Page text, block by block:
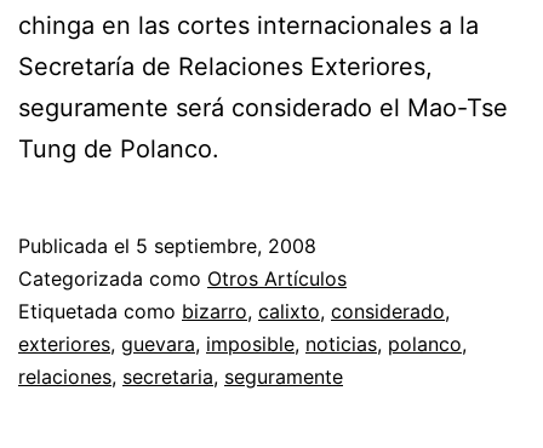
chinga en las cortes internacionales a la
Secretaría de Relaciones Exteriores,
seguramente será considerado el Mao-Tse
Tung de Polanco.
Publicada el 5 septiembre, 2008
Categorizada como Otros Artículos
Etiquetada como bizarro, calixto, considerado,
exteriores, guevara, imposible, noticias, polanco,
relaciones, secretaria, seguramente